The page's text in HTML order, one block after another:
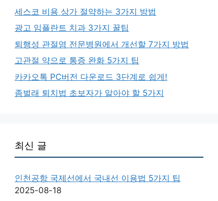
세스코 비용 상가 절약하는 3가지 방법
광고 임플란트 치과 3가지 꿀팁
퇴행성 관절염 전문병원에서 개선할 7가지 방법
고관절 약으로 통증 완화 5가지 팁
카카오톡 PC버전 다운로드 3단계로 쉽게!
좀벌래 퇴치법 초보자가 알아야 할 5가지
최신 글
인천공항 국제선에서 국내선 이용법 5가지 팁
2025-08-18